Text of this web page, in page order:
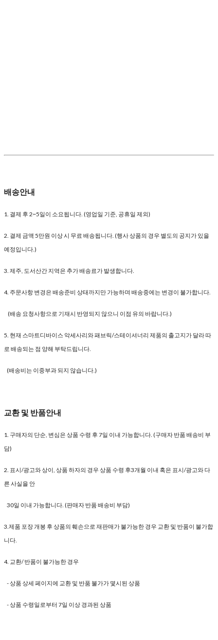
배송안내
1. 결제 후 2~5일이 소요됩니다. (영업일 기준, 공휴일 제외)
2. 결제 금액 5만원 이상 시 무료 배송됩니다. (행사 상품의 경우 별도의 공지가 있을
예정입니다.)
3. 제주, 도서산간 지역은 추가 배송료가 발생합니다.
4. 주문사항 변경은 배송준비 상태까지만 가능하며 배송중에는 변경이 불가합니다.
(배송 요청사항으로 기재시 반영되지 않으니 이점 유의 바랍니다.)
5. 현재 스마트디바이스 악세사리와 패브릭/스테이셔너리 제품의 출고지가 달라 따
로 배송되는 점 양해 부탁드립니다.
(배송비는 이중부과 되지 않습니다.)
교환 및 반품안내
1. 구매자의 단순, 변심은 상품 수령 후 7일 이내 가능합니다. (구매자 반품 배송비 부
담)
2. 표시/광고와 상이, 상품 하자의 경우 상품 수령 후3개월 이내 혹은 표시/광고와 다
른 사실을 안
30일 이내 가능합니다. (판매자 반품 배송비 부담)
3.제품 포장 개봉 후 상품의 훼손으로 재판매가 불가능한 경우 교환 및 반품이 불가합
니다.
4. 교환/ 반품이 불가능한 경우
- 상품 상세 페이지에 교환 및 반품 불가가 몇시된 상품
- 상품 수령일로부터 7일 이상 경과된 상품